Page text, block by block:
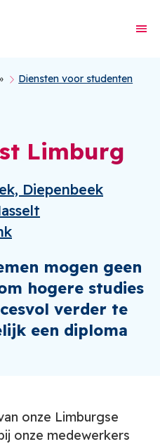
Diensten voor studenten
Limburg
Diepenbeek
mogen geen
hogere studies
verder te
een diploma
onze Limburgse
onze medewerkers